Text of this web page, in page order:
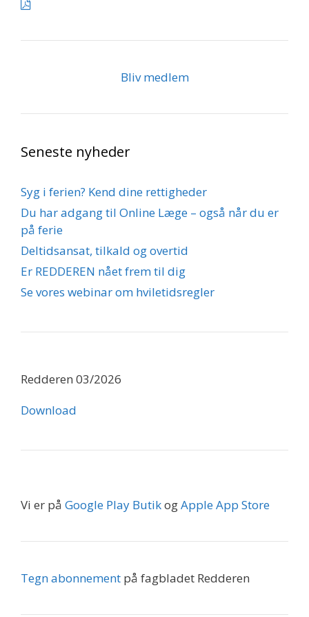
Bliv medlem
Seneste nyheder
Syg i ferien? Kend dine rettigheder
Du har adgang til Online Læge – også når du er
på ferie
Deltidsansat, tilkald og overtid
Er REDDEREN nået frem til dig
Se vores webinar om hviletidsregler
Redderen 03/2026
Download
Vi er på Google Play ButikogApple App Store
Tegn abonnement på fagbladet Redderen